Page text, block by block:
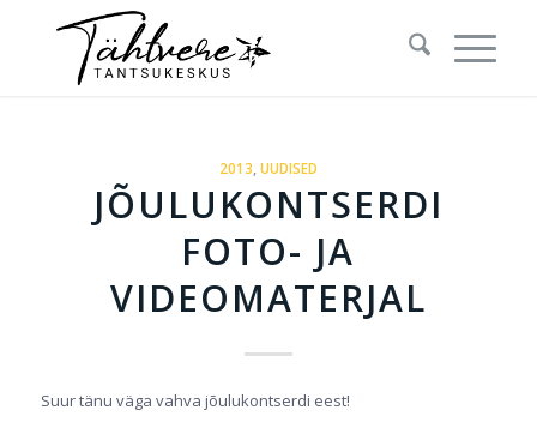
2013 UUDISED
JÕULUKONTSERDI
FOTO- JA
VIDEOMATERJAL
Suur tänu väga vahva jõulukontserdi eest!